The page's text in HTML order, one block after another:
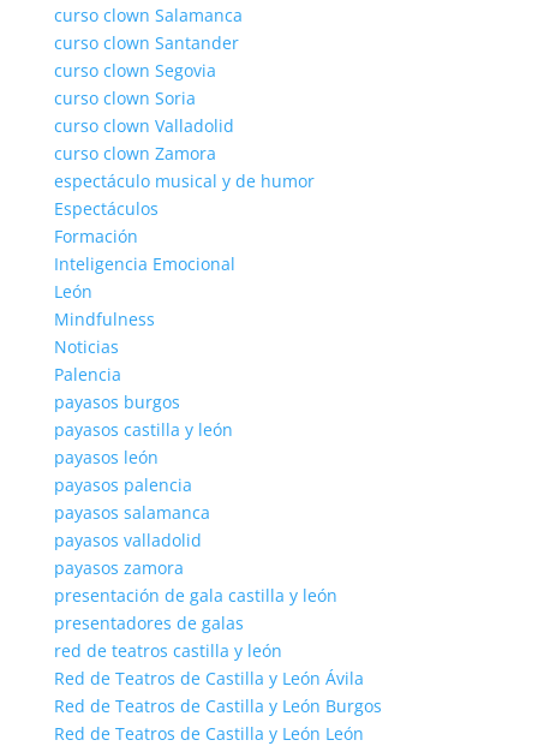
curso clown Salamanca
curso clown Santander
curso clown Segovia
curso clown Soria
curso clown Valladolid
curso clown Zamora
espectáculo musical y de humor
Espectáculos
Formación
Inteligencia Emocional
León
Mindfulness
Noticias
Palencia
payasos burgos
payasos castilla y león
payasos león
payasos palencia
payasos salamanca
payasos valladolid
payasos zamora
presentación de gala castilla y león
presentadores de galas
red de teatros castilla y león
Red de Teatros de Castilla y León Ávila
Red de Teatros de Castilla y León Burgos
Red de Teatros de Castilla y León León